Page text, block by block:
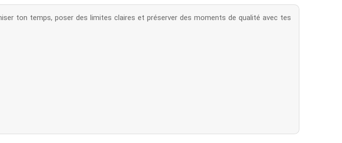
ton temps, poser des limites claires et préserver des moments de qualité avec tes